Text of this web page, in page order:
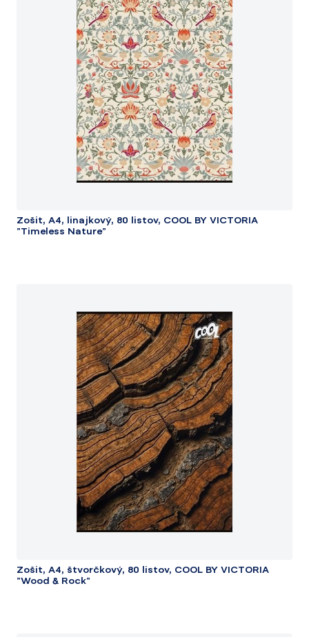
Zošit, A4, linajkový, 80 listov, COOL BY VICTORIA
"Timeless Nature"
Zošit, A4, štvorčkový, 80 listov, COOL BY VICTORIA
"Wood & Rock"